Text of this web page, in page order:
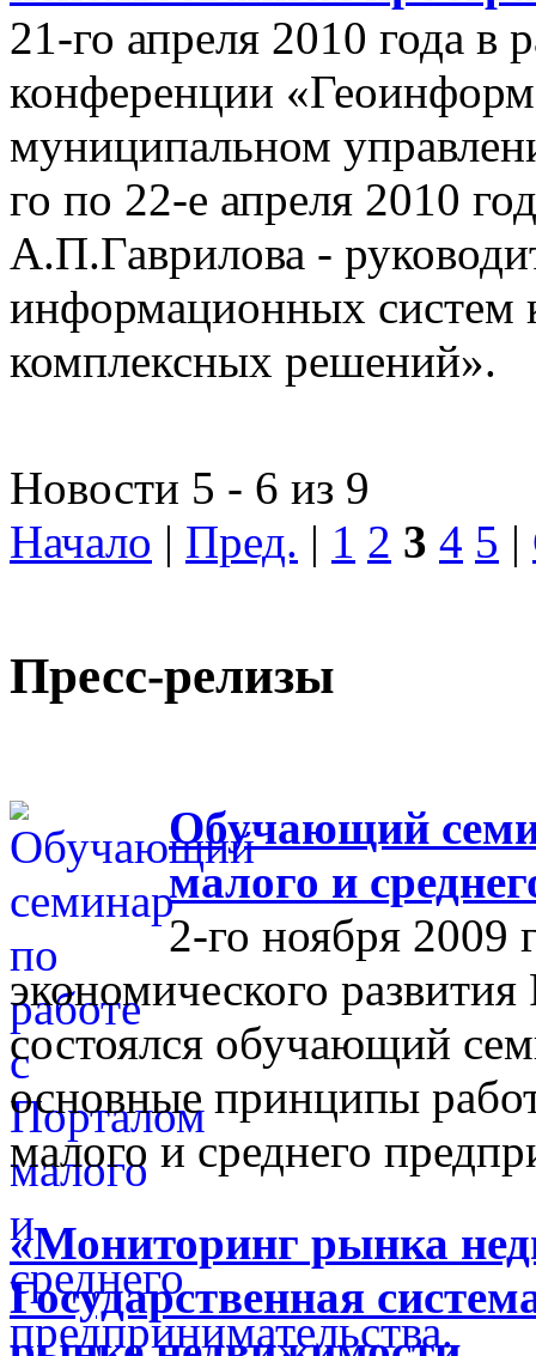
21-го апреля 2010 года в
конференции
муниципальном
го по 22-е апреля 2010
А.П.Гаврилова -
информационных систем
комплексных решений».
Новости 5 - 6 из 9
Начало | Пред. | 1 2 3 4 5 |
Пресс-релизы
Обучающий
малого и
2-го ноября 2009
экономического
состоялся обучающий
основные принципы
малого и среднего
«Мониторинг рынка
Государственная